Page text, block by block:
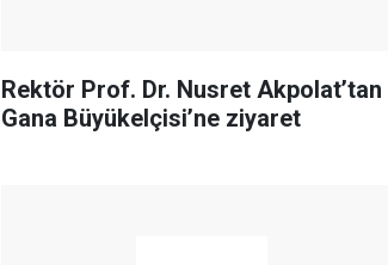
Rektör Prof. Dr. Nusret Akpolat’tan
Gana Büyükelçisi’ne ziyaret